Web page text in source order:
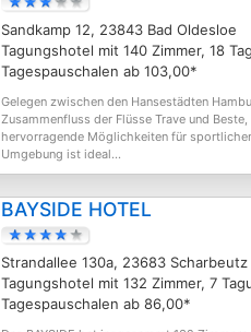
Sandkamp 12, 23843 Bad Oldesloe
Tagungshotel mit 140 Zimmer, 18
Tagespauschalen ab 103,00*
Gelegen zwischen den Hansestädten
Zusammenfluss der Flüsse Trave und
hervorragende Möglichkeiten für
Umgebung ist ideal...
BAYSIDE HOTEL
Strandallee 130a, 23683 Scharbeutz
Tagungshotel mit 132 Zimmer, 7
Tagespauschalen ab 86,00*